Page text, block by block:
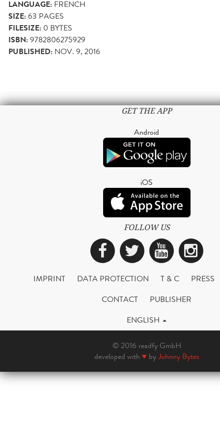
LANGUAGE: FRENCH
SIZE:63 PAGES
FILESIZE: 0 BYTES
ISBN:9782806275929
PUBLISHED: NOV. 9, 2016
GET THE APP
Android
iOS
FOLLOW US
Facebook
Twitter
IMPRINT DATA PROTECTION T & C
PRESS
CONTACT
PUBLISHER
ENGLISH
© 2016 readfy GmbH
developed with ♥ byJohnny Bytes